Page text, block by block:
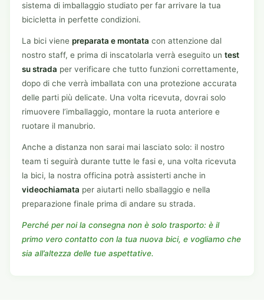
sistema di imballaggio studiato per far arrivare la tua
bicicletta in perfette condizioni.
La bici viene preparata e montata con attenzione dal
nostro staff, e prima di inscatolarla verrà eseguito un test
su strada per verificare che tutto funzioni correttamente,
dopo di che verrà imballata con una protezione accurata
delle parti più delicate. Una volta ricevuta, dovrai solo
rimuovere l’imballaggio, montare la ruota anteriore e
ruotare il manubrio.
Anche a distanza non sarai mai lasciato solo: il nostro
team ti seguirà durante tutte le fasi e, una volta ricevuta
la bici, la nostra officina potrà assisterti anche in
videochiamata per aiutarti nello sballaggio e nella
preparazione finale prima di andare su strada.
Perché per noi la consegna non è solo trasporto: è il
primo vero contatto con la tua nuova bici, e vogliamo che
sia all’altezza delle tue aspettative.